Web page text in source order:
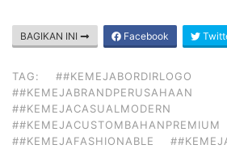
BAGIKAN INI Facebook
TAG:
##KEMEJABORDIRLOGO
##KEMEJABRANDPERUSAHAAN
##KEMEJACASUALMODERN
##KEMEJACUSTOMBAHANPREMIUM
##KEMEJAFASHIONABLE